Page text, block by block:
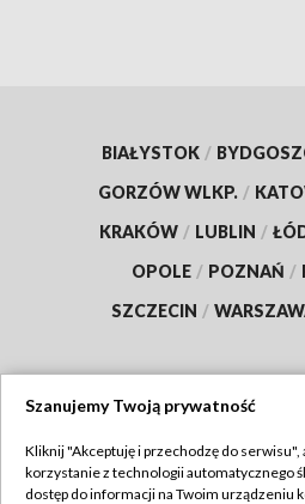
BIAŁYSTOK /
GORZÓW WLKP. /
KRAKÓW / LUBLIN /
OPOLE / POZNAŃ /
SZCZECIN /
TVP
Szanujemy Twoją prywatność
Kliknij "Akceptuję i przechodzę do serwisu",
korzystanie z technologii automatycznego
dostęp do informacji na Twoim urządzeniu